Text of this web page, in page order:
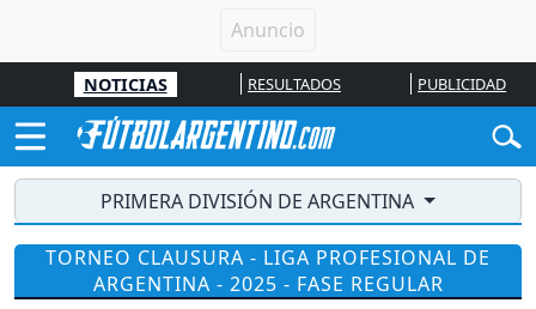
NOTICIAS RESULTADOS PUBLICIDAD
PRIMERA DIVISIÓN DE ARGENTINA
TORNEO CLAUSURA - LIGA PROFESIONAL DE
ARGENTINA - 2025 - FASE REGULAR